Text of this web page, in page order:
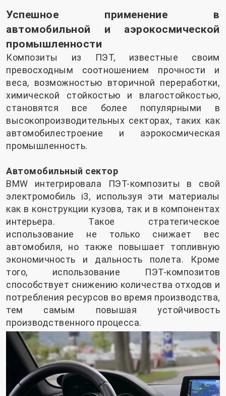
Успешное применение в
автомобильной и аэрокосмической
промышленности
Композиты из ПЭТ, известные своим
превосходным соотношением прочности и
веса, возможностью вторичной переработки,
химической стойкостью и влагостойкостью,
становятся все более популярными в
высокопроизводительных секторах, таких как
автомобилестроение и аэрокосмическая
промышленность.
Автомобильный сектор
BMW интегрировала ПЭТ-композиты в свой
электромобиль i3, используя эти материалы
как в конструкции кузова, так и в компонентах
интерьера. Такое стратегическое
использование не только снижает вес
автомобиля, но также повышает топливную
экономичность и дальность полета. Кроме
того, использование ПЭТ-композитов
способствует снижению количества отходов и
потребления ресурсов во время производства,
тем самым повышая устойчивость
производственного процесса.